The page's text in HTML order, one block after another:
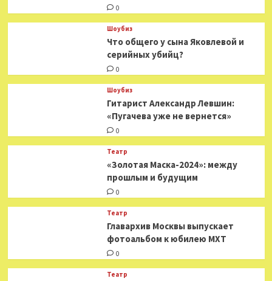
0
Шоубиз
Что общего у сына Яковлевой и
серийных убийц?
0
Шоубиз
Гитарист Александр Левшин:
«Пугачева уже не вернется»
0
Театр
«Золотая Маска-2024»: между
прошлым и будущим
0
Театр
​​Главархив Москвы выпускает
фотоальбом к юбилею МХТ
0
Театр